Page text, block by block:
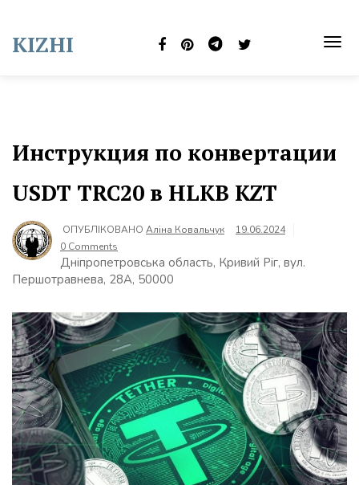
content
KIZHI
Инструкция по конвертации
USDT TRC20 в HLKB KZT
ОПУБЛІКОВАНО Аліна Ковальчук
19.06.2024
0 Comments
Дніпропетровська область, Кривий Ріг, вул.
Першотравнева, 28А, 50000